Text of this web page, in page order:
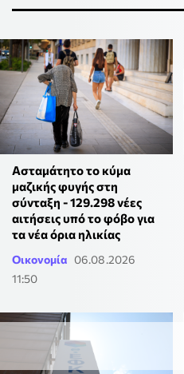
Ασταμάτητο το κύμα
μαζικής φυγής στη
σύνταξη - 129.298 νέες
αιτήσεις υπό το φόβο για
τα νέα όρια ηλικίας
Οικονομία 06.08.2026
11:50